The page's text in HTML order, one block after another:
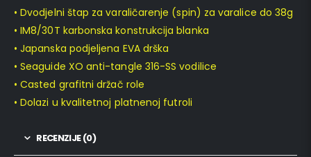
• Dvodjelni štap za varaličarenje (spin) za varalice do 38g
• IM8/30T karbonska konstrukcija blanka
• Japanska podjeljena EVA drška
• Seaguide XO anti-tangle 316-SS vodilice
• Casted grafitni držač role
• Dolazi u kvalitetnoj platnenoj futroli
RECENZIJE (0)